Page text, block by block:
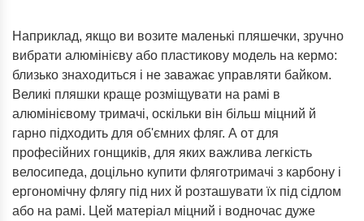
Наприклад, якщо ви возите маленькі пляшечки, зручно
вибрати алюмінієву або пластикову модель на кермо:
близько знаходиться і не заважає управляти байком.
Великі пляшки краще розміщувати на рамі в
алюмінієвому тримачі, оскільки він більш міцний й
гарно підходить для об'ємних фляг. А от для
професійних гонщиків, для яких важлива легкість
велосипеда, доцільно купити фляготримачі з карбону і
ергономічну флягу під них й розташувати їх під сідлом
або на рамі. Цей матеріал міцний і водночас дуже